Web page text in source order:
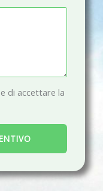
di accettare la